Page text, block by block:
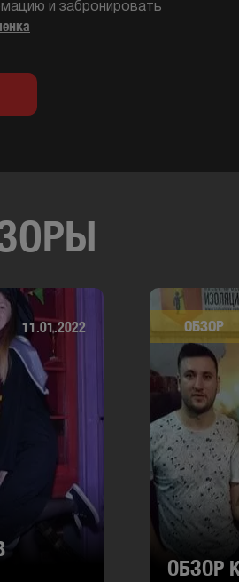
и забронировать
11.01.2022 ОБЗОР
ОБЗОР